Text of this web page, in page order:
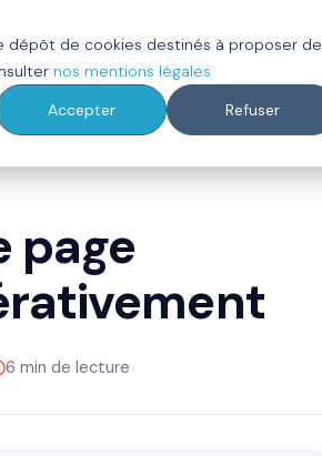
dépôt de cookies destinés à proposer
nos mentions légales
Accepter Refuser
Ressources
page
6 min de lecture